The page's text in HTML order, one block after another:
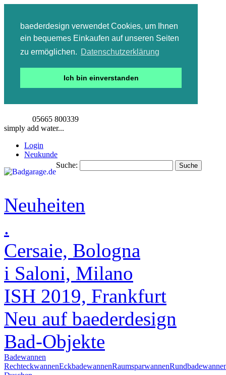
baederdesign verwendet Cookies, um Ihnen
ein bequemes Einkaufen auf unseren Seiten
zu ermöglichen. Datenschutzerklärung
Ich bin einverstanden
05665 800339
simply add water...
Login
Neukunde
Suche:
Suche
Neuheiten
.
Cersaie, Bologna
i Saloni, Milano
ISH 2019, Frankfurt
Neu auf baederdesign
Bad-Objekte
Badewannen
RechteckwannenEckbadewannenRaumsparwannen